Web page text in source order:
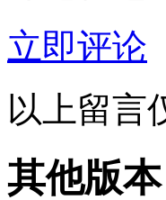
立即评论
以上留言
其他版本